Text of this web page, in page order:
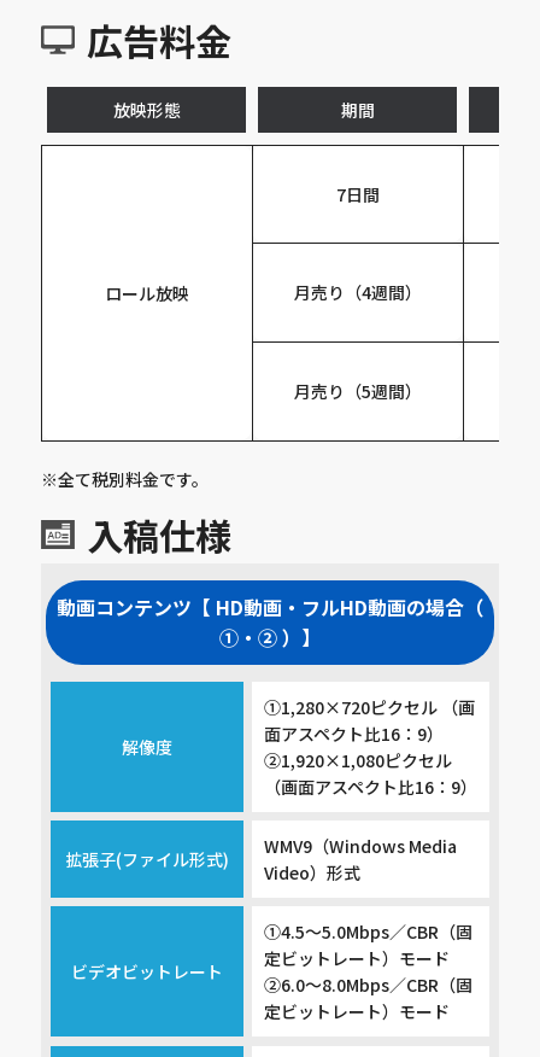
広告料金
放映形態 期間
ロール放映
7日間
月売り（4週間）
月売り（5週間）
※全て税別料⾦です。
入稿仕様
動画コンテンツ【 HD動画・フルHD動画の場合（
①・② ）】
解像度
①1,280×720ピクセル （画
面アスペクト比16：9）
②1,920×1,080ピクセル
（画面アスペクト比16：9）
拡張子(ファイル形式)
WMV9（Windows Media
Video）形式
ビデオビットレート
①4.5～5.0Mbps／CBR（固
定ビットレート）モード
②6.0～8.0Mbps／CBR（固
定ビットレート）モード